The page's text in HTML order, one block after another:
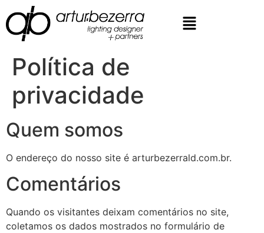
Política de
privacidade
Quem somos
O endereço do nosso site é arturbezerrald.com.br.
Comentários
Quando os visitantes deixam comentários no site,
coletamos os dados mostrados no formulário de